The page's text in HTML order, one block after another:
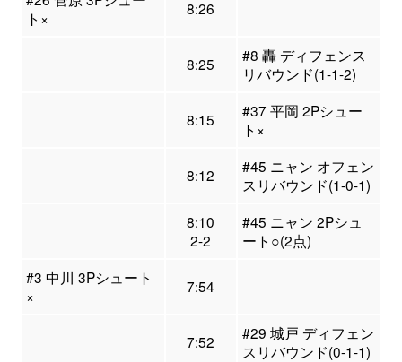
ト×
8:26
8:25
#8 轟 ディフェンス
リバウンド(1-1-2)
8:15
#37 平岡 2Pシュー
ト×
8:12
#45 ニャン オフェン
スリバウンド(1-0-1)
8:10
2-2
#45 ニャン 2Pシュ
ート○(2点)
#3 中川 3Pシュート
×
7:54
7:52
#29 城戸 ディフェン
スリバウンド(0-1-1)